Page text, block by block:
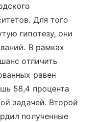
Для того
гипотезу, они
В рамках
отличить
равен
58,4 процента
задачей. Второй
полученные